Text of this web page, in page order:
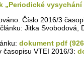
„Periodické
Číslo 2016/3
Jitka Svobodová,
dokument pdf
časopisu VTEI 2016/3: